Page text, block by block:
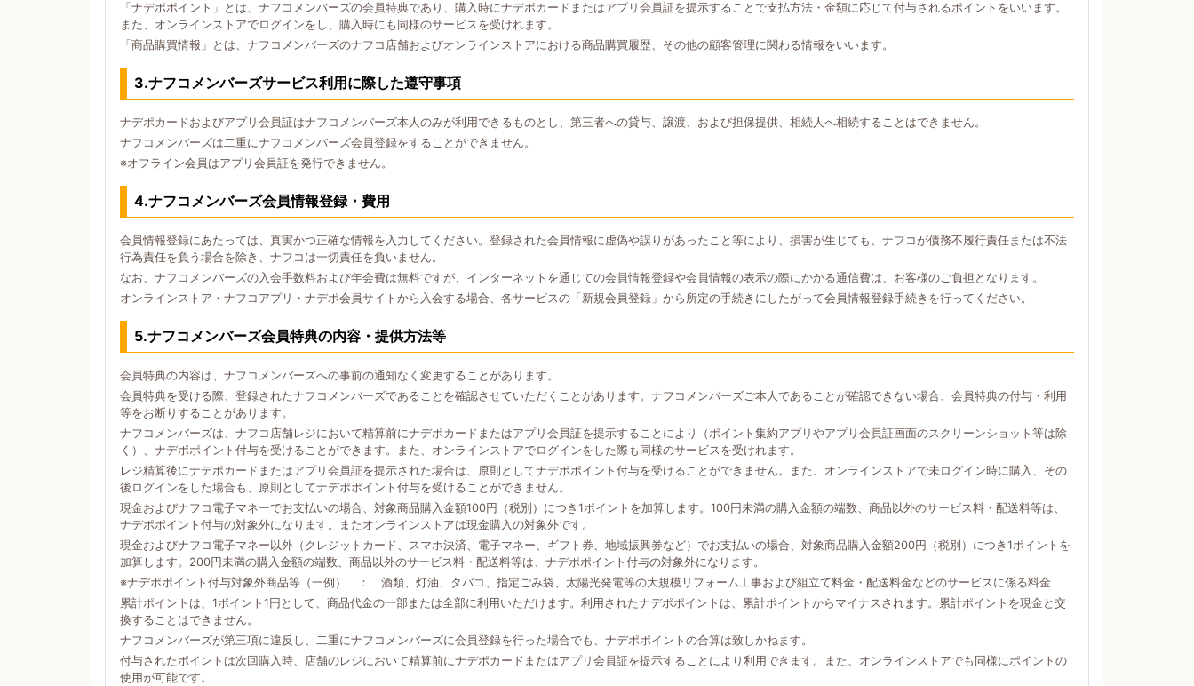
「ナデポポイント」とは、ナフコメンバーズの会員特典であり、購入時にナデポカードまたはアプリ会員証を提示することで支払方法・金額に応じて付与されるポイントをいいます。
また、オンラインストアでログインをし、購入時にも同様のサービスを受けれます。
「商品購買情報」とは、ナフコメンバーズのナフコ店舗およびオンラインストアにおける商品購買履歴、その他の顧客管理に関わる情報をいいます。
3.ナフコメンバーズサービス利用に際した遵守事項
ナデポカードおよびアプリ会員証はナフコメンバーズ本人のみが利用できるものとし、第三者への貸与、譲渡、および担保提供、相続人へ相続することはできません。
ナフコメンバーズは二重にナフコメンバーズ会員登録をすることができません。
※オフライン会員はアプリ会員証を発行できません。
4.ナフコメンバーズ会員情報登録・費用
会員情報登録にあたっては、真実かつ正確な情報を入力してください。登録された会員情報に虚偽や誤りがあったこと等により、損害が生じても、ナフコが債務不履行責任または不法
行為責任を負う場合を除き、ナフコは一切責任を負いません。
なお、ナフコメンバーズの入会手数料および年会費は無料ですが、インターネットを通じての会員情報登録や会員情報の表示の際にかかる通信費は、お客様のご負担となります。
オンラインストア・ナフコアプリ・ナデポ会員サイトから入会する場合、各サービスの「新規会員登録」から所定の手続きにしたがって会員情報登録手続きを行ってください。
5.ナフコメンバーズ会員特典の内容・提供方法等
会員特典の内容は、ナフコメンバーズへの事前の通知なく変更することがあります。
会員特典を受ける際、登録されたナフコメンバーズであることを確認させていただくことがあります。ナフコメンバーズご本人であることが確認できない場合、会員特典の付与・利用
等をお断りすることがあります。
ナフコメンバーズは、ナフコ店舗レジにおいて精算前にナデポカードまたはアプリ会員証を提示することにより（ポイント集約アプリやアプリ会員証画面のスクリーンショット等は除
く）、ナデポポイント付与を受けることができます。また、オンラインストアでログインをした際も同様のサービスを受けれます。
レジ精算後にナデポカードまたはアプリ会員証を提示された場合は、原則としてナデポポイント付与を受けることができません。また、オンラインストアで未ログイン時に購入、その
後ログインをした場合も、原則としてナデポポイント付与を受けることができません。
現金およびナフコ電子マネーでお支払いの場合、対象商品購入金額100円（税別）につき1ポイントを加算します。100円未満の購入金額の端数、商品以外のサービス料・配送料等は、
ナデポポイント付与の対象外になります。またオンラインストアは現金購入の対象外です。
現金およびナフコ電子マネー以外（クレジットカード、スマホ決済、電子マネー、ギフト券、地域振興券など）でお支払いの場合、対象商品購入金額200円（税別）につき1ポイントを
加算します。200円未満の購入金額の端数、商品以外のサービス料・配送料等は、ナデポポイント付与の対象外になります。
※ナデポポイント付与対象外商品等（一例） ： 酒類、灯油、タバコ、指定ごみ袋、太陽光発電等の大規模リフォーム工事および組立て料金・配送料金などのサービスに係る料金
累計ポイントは、1ポイント1円として、商品代金の一部または全部に利用いただけます。利用されたナデポポイントは、累計ポイントからマイナスされます。累計ポイントを現金と交
換することはできません。
ナフコメンバーズが第三項に違反し、二重にナフコメンバーズに会員登録を行った場合でも、ナデポポイントの合算は致しかねます。
付与されたポイントは次回購入時、店舗のレジにおいて精算前にナデポカードまたはアプリ会員証を提示することにより利用できます。また、オンラインストアでも同様にポイントの
使用が可能です。